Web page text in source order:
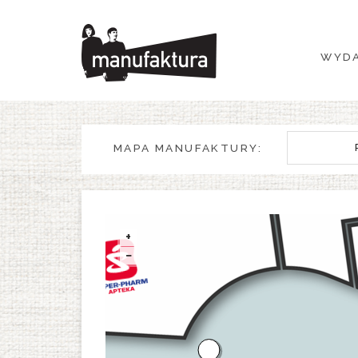
WYDARZENIA
ZAKUPY
PROMOCJE
ROZRYWKA
RESTAURACJE
PLAN
O NAS
MAPA MANUFAKTURY:
+
−